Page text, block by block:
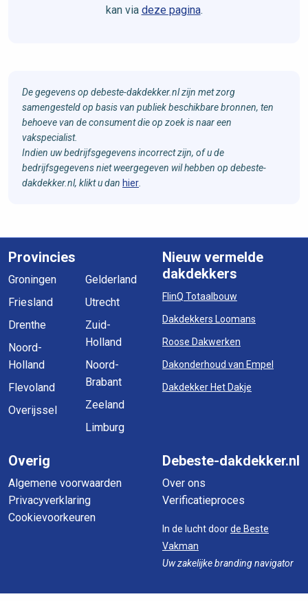
kan via deze pagina.
De gegevens op debeste-dakdekker.nl zijn met zorg
samengesteld op basis van publiek beschikbare bronnen, ten
behoeve van de consument die op zoek is naar een
vakspecialist.
Indien uw bedrijfsgegevens incorrect zijn, of u de
bedrijfsgegevens niet weergegeven wil hebben op debeste-
dakdekker.nl, klikt u dan hier
Provincies
Groningen
Friesland
Drenthe
Noord-
Holland
Flevoland
Overijssel
Gelderland
Utrecht
Zuid-
Holland
Noord-
Brabant
Zeeland
Limburg
Nieuw vermelde
dakdekkers
FlinQ Totaalbouw
Dakdekkers Loomans
Roose Dakwerken
Dakonderhoud van Empel
Dakdekker Het Dakje
Overig
Algemene voorwaarden
Privacyverklaring
Cookievoorkeuren
Debeste-dakdekker.nl
Over ons
Verificatieproces
In de lucht doorde Beste
Vakman
Uw zakelijke branding navigator